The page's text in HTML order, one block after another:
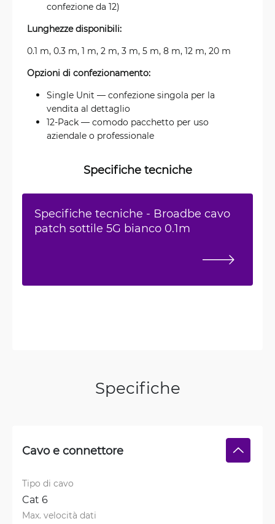
confezione da 12)
Lunghezze disponibili:
0.1 m, 0.3 m, 1 m, 2 m, 3 m, 5 m, 8 m, 12 m, 20 m
Opzioni di confezionamento:
Single Unit — confezione singola per la
vendita al dettaglio
12-Pack — comodo pacchetto per uso
aziendale o professionale
Specifiche tecniche
Specifiche tecniche - Broadbe cavo
patch sottile 5G bianco 0.1m
Specifiche
Cavo e connettore
Tipo di cavo
Cat 6
Max. velocità dati